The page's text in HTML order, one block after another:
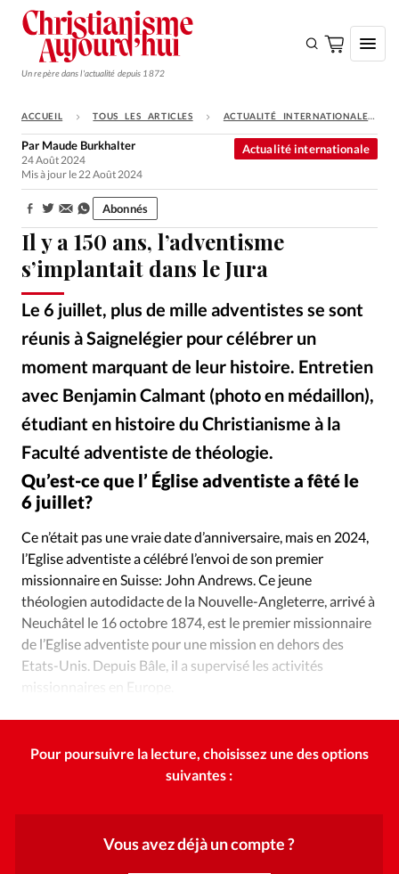
Un repère dans l'actualité depuis 1872
S'ABONNER
Monde
Opinions
Tous les articles
Faire un don
Emploi
Se connecter
Édition: Internationale
Devise:CHF
Tous les articles
Actualité chrétienne
Actualité internationale
Dossier
Eglises Foi Génération réveil
Monde
Opinions
Publireportage
Relations Aujourd'hui
Société
Tour du monde des Eglises
Trait d'Ixène
Vécu
Vie Intérieure
ACCUEIL TOUS LES ARTICLES ACTUALITÉ INTERNATIONALE
Il y a 150 ans, l’adventisme
s’implantait dans le Jura
Le 6 juillet, plus de mille adventistes se sont
réunis à Saignelégier pour célébrer un
moment marquant de leur histoire. Entretien
avec Benjamin Calmant (photo en médaillon),
étudiant en histoire du Christianisme à la
Faculté adventiste de théologie.
Actualité internationale
Par Maude Burkhalter
24 Août 2024
Mis à jour le 22 Août 2024
Partager: Abonnés
Qu’est-ce que l’ Église adventiste a fêté le
6 juillet?
Ce n’était pas une vraie date d’anniversaire, mais en 2024,
l’Eglise adventiste a célébré l’envoi de son premier
missionnaire en Suisse: John Andrews. Ce jeune
théologien autodidacte de la Nouvelle-Angleterre, arrivé à
Neuchâtel le 16 octobre 1874, est le premier missionnaire
de l’Eglise adventiste pour une mission en dehors des
Etats-Unis. Depuis Bâle, il a supervisé les activités
missionnaires en Europe.
Pour poursuivre la lecture, choisissez une des options
suivantes :
Vous avez déjà un compte ?